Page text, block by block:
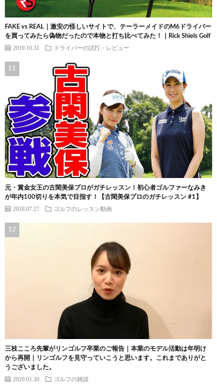
FAKE vs REAL｜激安の怪しいサイトで、テーラーメイドのM6ドライバー
を買ってみたら偽物だったので本物と打ち比べてみた！｜Rick Shiels Golf
2019.10.31 ドライバーの試打・レビュー
元・賞金女王の古閑美保プロがガチレッスン！初心者ゴルファーなみき
が年内100切りを本気で目指す！【古閑美保プロのガチレッスン #1】
2018.07.27 ゴルフのレッスン動画
三枝こころ先輩がリンゴルフ卒業のご報告｜本業のモデル活動は年明け
から再開｜リンゴルフを見守っていこうと思います。これまでありがと
うございました。
2020.01.30 ゴルフの雑談